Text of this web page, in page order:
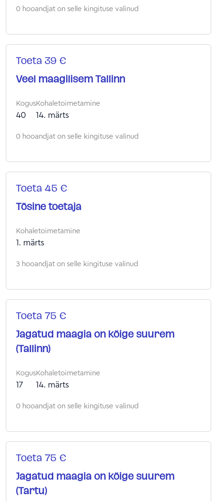
0 hooandjat on selle kingituse valinud
Toeta 39 €
Veel maagilisem Tallinn
Kogus
40
Kohaletoimetamine
14. märts
0 hooandjat on selle kingituse valinud
Toeta 45 €
Tõsine toetaja
Kohaletoimetamine
1. märts
3 hooandjat on selle kingituse valinud
Toeta 75 €
Jagatud maagia on kõige suurem
(Tallinn)
Kogus
17
Kohaletoimetamine
14. märts
0 hooandjat on selle kingituse valinud
Toeta 75 €
Jagatud maagia on kõige suurem
(Tartu)